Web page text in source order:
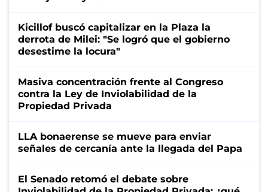
Kicillof buscó capitalizar en la Plaza la
derrota de Milei: "Se logró que el gobierno
desestime la locura"
Masiva concentración frente al Congreso
contra la Ley de Inviolabilidad de la
Propiedad Privada
LLA bonaerense se mueve para enviar
señales de cercanía ante la llegada del Papa
El Senado retomó el debate sobre